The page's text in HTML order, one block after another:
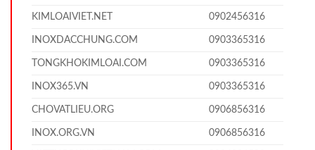
KIMLOAIVIET.NET 0902456316
INOXDACCHUNG.COM 0903365316
TONGKHOKIMLOAI.COM 0903365316
INOX365.VN 0903365316
CHOVATLIEU.ORG 0906856316
INOX.ORG.VN 0906856316